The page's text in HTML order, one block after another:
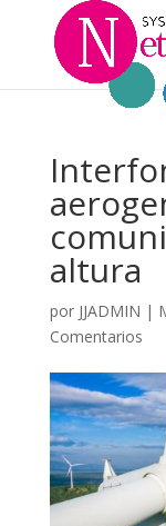
altura
por JJADMIN |
Comentarios